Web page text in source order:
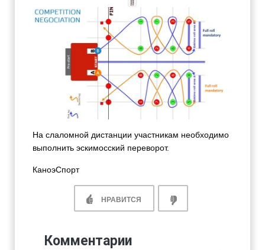
На слаломной дистанции участникам необходимо
выполнить эскимосский переворот.
КаноэСпорт
НРАВИТСЯ
Комментарии